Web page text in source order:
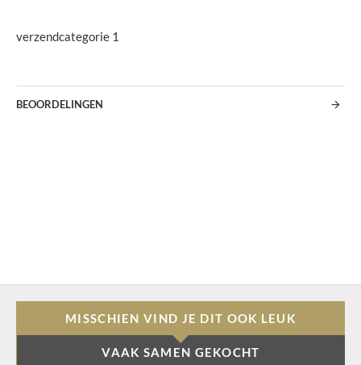
verzendcategorie 1
BEOORDELINGEN
MISSCHIEN VIND JE DIT OOK LEUK
VAAK SAMEN GEKOCHT